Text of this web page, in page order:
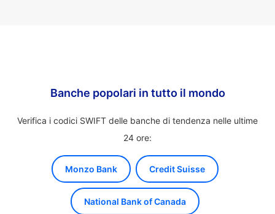
Banche popolari in tutto il mondo
Verifica i codici SWIFT delle banche di tendenza nelle ultime
24 ore:
Monzo Bank Credit Suisse
National Bank of Canada